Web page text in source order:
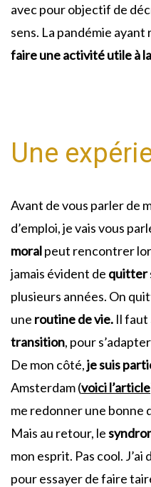
avec pour objectif de
sens. La pandémie ayant
faire une activité utile à
Une
Avant de vous parler de
d’emploi, je vais vous
moralpeut rencontrer
jamais évident de quitter
plusieurs années. On
une routine de vie. Il faut
transition, pour
De mon côté,je suis
Amsterdam (voici l’article
me redonner une bonne
Mais au retour, le
mon esprit. Pas cool. J’ai
pour essayer de faire